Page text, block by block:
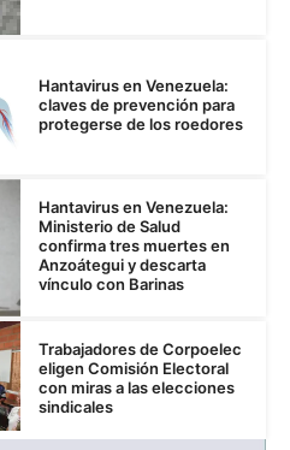
Hantavirus en Venezuela:
claves de prevención para
protegerse de los roedores
Hantavirus en Venezuela:
Ministerio de Salud
confirma tres muertes en
Anzoátegui y descarta
vínculo con Barinas
Trabajadores de Corpoelec
eligen Comisión Electoral
con miras a las elecciones
sindicales